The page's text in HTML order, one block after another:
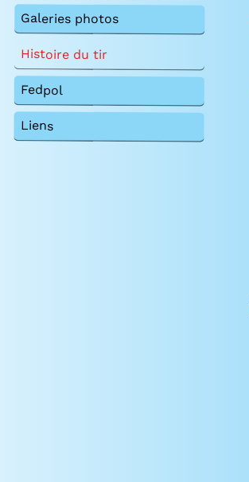
Galeries photos
Histoire du tir
Fedpol
Liens